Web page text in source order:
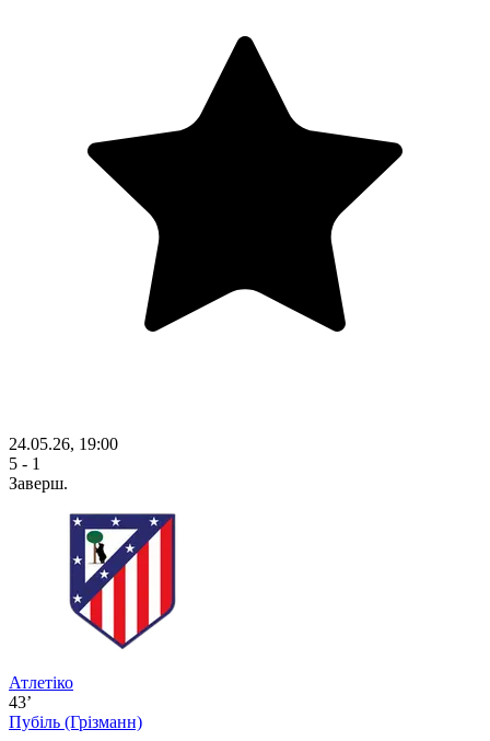
24.05.26, 19:00
5 - 1
Заверш.
Атлетіко
43’
Пубіль (Грізманн)